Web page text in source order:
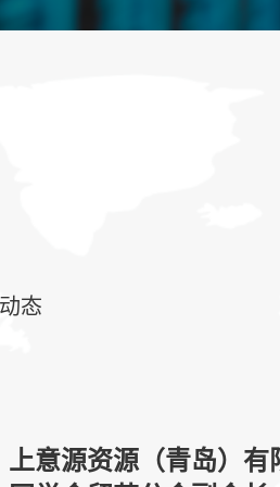
态
上意源资源（青岛）